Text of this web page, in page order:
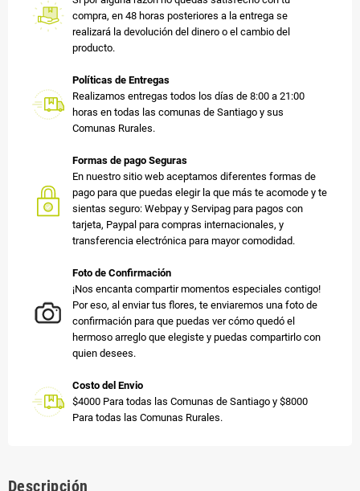
compra, en 48 horas posteriores a la entrega se
realizará la devolución del dinero o el cambio del
producto.
Políticas de Entregas
Realizamos entregas todos los días de 8:00 a 21:00
horas en todas las comunas de Santiago y sus
Comunas Rurales.
Formas de pago Seguras
En nuestro sitio web aceptamos diferentes formas de
pago para que puedas elegir la que más te acomode y te
sientas seguro: Webpay y Servipag para pagos con
tarjeta, Paypal para compras internacionales, y
transferencia electrónica para mayor comodidad.
Foto de Confirmación
¡Nos encanta compartir momentos especiales contigo!
Por eso, al enviar tus flores, te enviaremos una foto de
confirmación para que puedas ver cómo quedó el
hermoso arreglo que elegiste y puedas compartirlo con
quien desees.
Costo del Envio
$4000 Para todas las Comunas de Santiago y $8000
Para todas las Comunas Rurales.
Descripción